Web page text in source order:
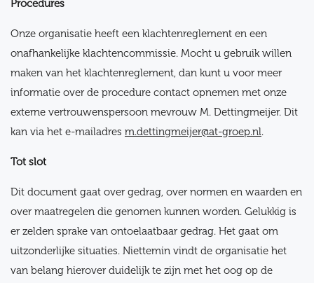
Procedures
Onze organisatie heeft een klachtenreglement en een
onafhankelijke klachtencommissie. Mocht u gebruik willen
maken van het klachtenreglement, dan kunt u voor meer
informatie over de procedure contact opnemen met onze
externe vertrouwenspersoon mevrouw M. Dettingmeijer. Dit
kan via het e-mailadres m.dettingmeijer@at-groep.nl.
Tot slot
Dit document gaat over gedrag, over normen en waarden en
over maatregelen die genomen kunnen worden. Gelukkig is
er zelden sprake van ontoelaatbaar gedrag. Het gaat om
uitzonderlijke situaties. Niettemin vindt de organisatie het
van belang hierover duidelijk te zijn met het oog op de